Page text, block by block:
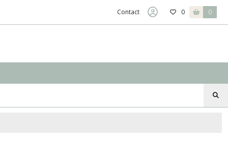
Contact 0 0